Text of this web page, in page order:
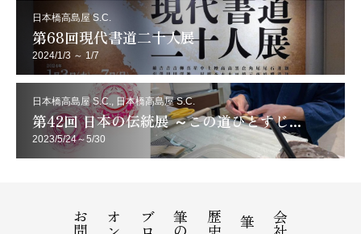
日本橋高島屋 S.C.
第68回現代書道二十人展
2024/1/3 ～ 1/7
日本橋高島屋 S.C., 日本橋高島屋 S.C.
第42回 日本の伝統展 ～この道ひとすじ...
2023/5/24～5/30
筆
歴史